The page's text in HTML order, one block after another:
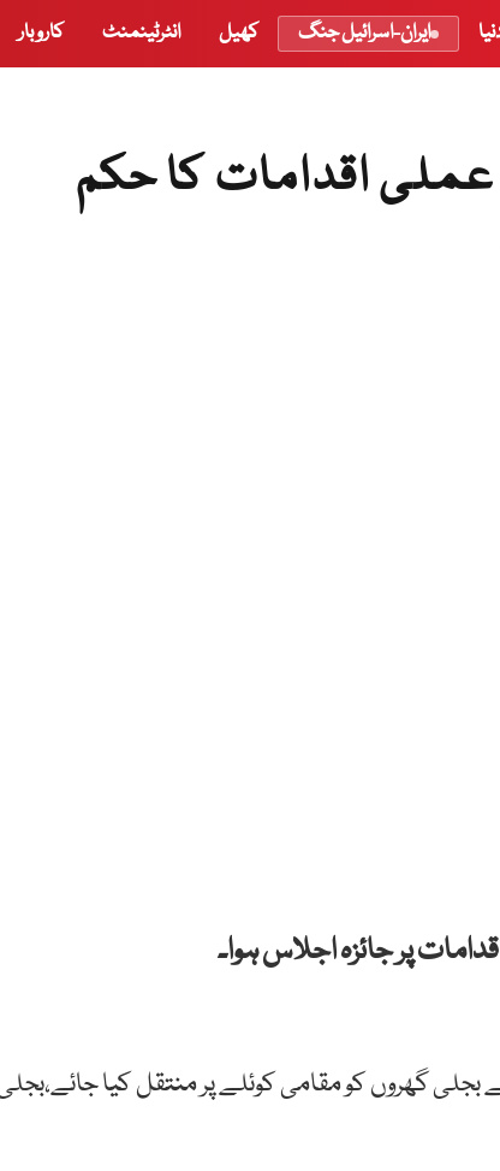
ایران-اسرائیل جنگ کھیل انٹرٹینمنٹ کاروبار
اقدامات کا حکم
پر جائزہ اجلاس ہوا۔
گھروں کو مقامی کوئلے پر منتقل کیا